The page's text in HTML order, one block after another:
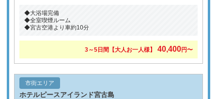
◆大浴場完備
◆全室喫煙ルーム
◆宮古空港より車約10分
3～5日間【大人お一人様】 40,400円〜
市街エリア
ホテルピースアイランド宮古島